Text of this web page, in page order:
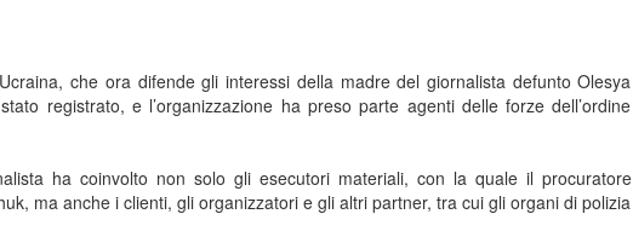
che ora difende gli interessi della madre del giornalista defunto Olesya
registrato, e l’organizzazione ha preso parte agenti delle forze dell’ordine
ha coinvolto non solo gli esecutori materiali, con la quale il procuratore
ma anche i clienti, gli organizzatori e gli altri partner, tra cui gli organi di polizia